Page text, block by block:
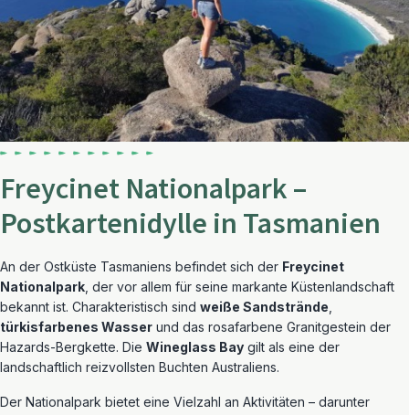
Freycinet Nationalpark –
Postkartenidylle in Tasmanien
An der Ostküste Tasmaniens befindet sich der Freycinet
Nationalpark , der vor allem für seine markante Küstenlandschaft
bekannt ist. Charakteristisch sind weiße Sandstrände
türkisfarbenes Wasser und das rosafarbene Granitgestein der
Hazards-Bergkette. Die Wineglass Bay gilt als eine der
landschaftlich reizvollsten Buchten Australiens.
Der Nationalpark bietet eine Vielzahl an Aktivitäten – darunter